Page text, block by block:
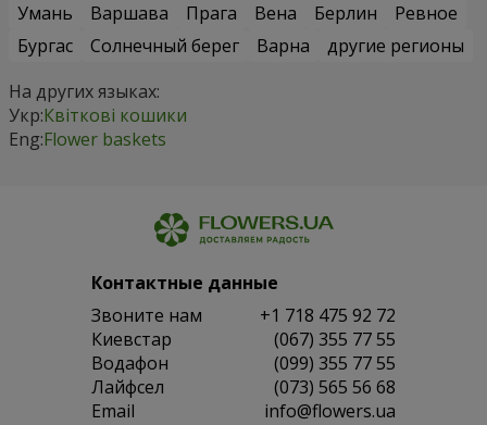
Умань
Варшава Прага Вена Берлин
Ревное
Бургас
Солнечный берег Варна
другие регионы
На других языках:
Укр:Квіткові кошики
Eng:Flower baskets
Контактные данные
Звоните нам
+1 718 475 92 72
Киевстар
(067) 355 77 55
Водафон
(099) 355 77 55
Лайфсел
(073) 565 56 68
Email
info@flowers.ua